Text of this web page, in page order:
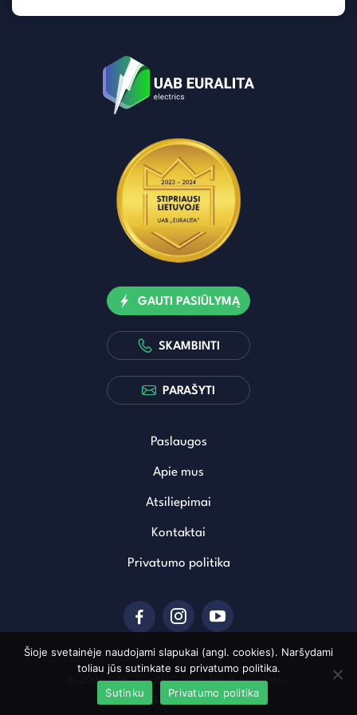
GAUTI PASIŪLYMĄ
SKAMBINTI
PARAŠYTI
Paslaugos
Apie mus
Atsiliepimai
Kontaktai
Privatumo politika
© 2026 UAB „Euralita“. Visos teisės saugomos.
Sukurta:
Šioje svetainėje naudojami slapukai (angl. cookies). Naršydami
toliau jūs sutinkate su privatumo politika.
Sutinku
Privatumo politika